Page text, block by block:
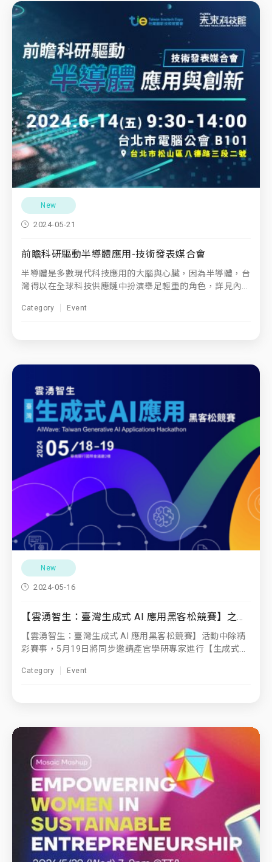
New
2024-05-21
前瞻科研驅動半導體應用-技術發表媒合會
半導體是多數現代科技應用的大腦與心臟，因為半導體，台
灣得以在全球科技供應鏈中扮演舉足輕重的角色，詳見內...
Category Event
New
2024-05-16
【雲湧智生：臺灣生成式 AI 應用黑客松競賽】之論壇活動
【雲湧智生：臺灣生成式 AI 應用黑客松競賽】活動中除精
彩賽事，5月19日將同步邀請產官學研專家進行【生成式...
Category Event